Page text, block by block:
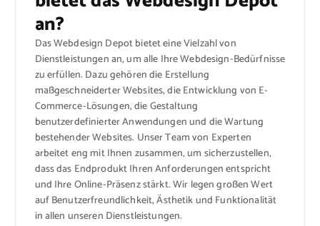
an?
Das Webdesign Depot bietet eine Vielzahl von
Dienstleistungen an, um alle Ihre Webdesign-Bedürfnisse
zu erfüllen. Dazu gehören die Erstellung
maßgeschneiderter Websites, die Entwicklung von E-
Commerce-Lösungen, die Gestaltung
benutzerdefinierter Anwendungen und die Wartung
bestehender Websites. Unser Team von Experten
arbeitet eng mit Ihnen zusammen, um sicherzustellen,
dass das Endprodukt Ihren Anforderungen entspricht
und Ihre Online-Präsenz stärkt. Wir legen großen Wert
auf Benutzerfreundlichkeit, Ästhetik und Funktionalität
in allen unseren Dienstleistungen.